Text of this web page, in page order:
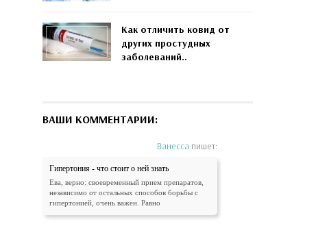
Как отличить ковид от
других простудных
заболеваний..
ВАШИ КОММЕНТАРИИ:
Ванесса пишет:
Гипертония - что стоит о ней знать
Ева, верно: своевременный прием препаратов,
независимо от остальных способов борьбы с
гипертонией, очень важен. Равно